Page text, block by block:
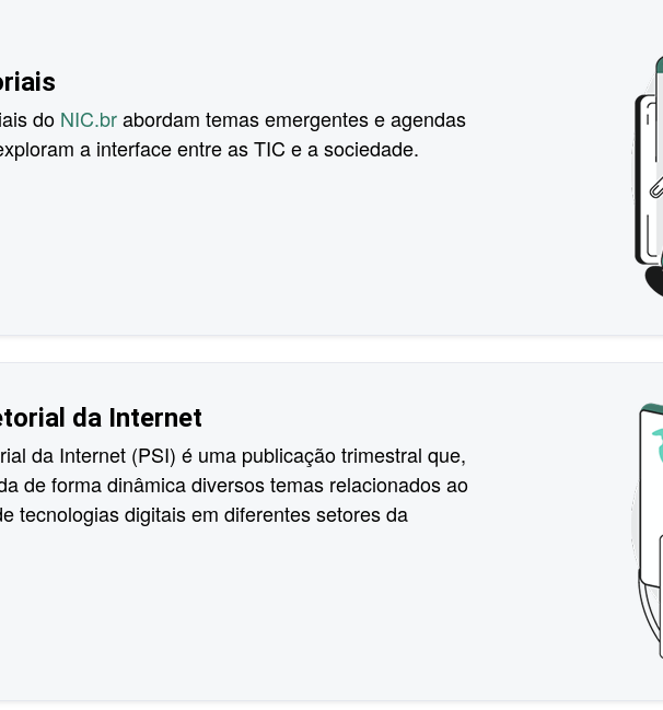
do NIC.brabordam temas emergentes e agendas
a interface entre as TIC e a sociedade.
da Internet
da Internet (PSI) é uma publicação trimestral que,
de forma dinâmica diversos temas relacionados ao
tecnologias digitais em diferentes setores da